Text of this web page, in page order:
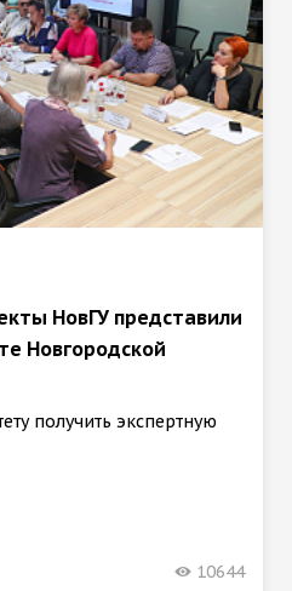
НовГУ представили
Новгородской
получить экспертную
10644